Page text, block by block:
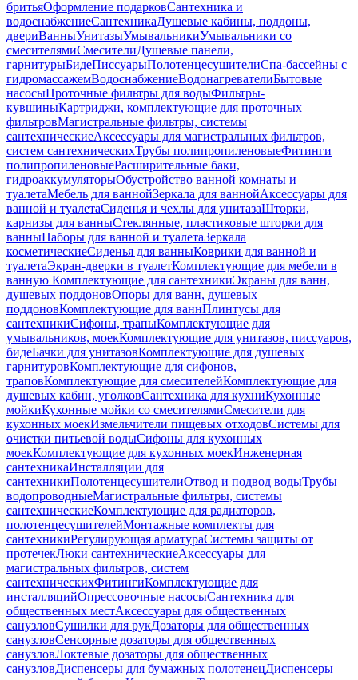
бритьяОформление подарковСантехника и
водоснабжениеСантехникаДушевые кабины, поддоны,
двериВанныУнитазыУмывальникиУмывальники со
смесителямиСмесителиДушевые панели,
гарнитурыБидеПиссуарыПолотенцесушителиСпа-бассейны с
гидромассажемВодоснабжениеВодонагревателиБытовые
насосыПроточные фильтры для водыФильтры-
кувшиныКартриджи, комплектующие для проточных
фильтровМагистральные фильтры, системы
сантехническиеАксессуары для магистральных фильтров,
систем сантехническихТрубы полипропиленовыеФитинги
полипропиленовыеРасширительные баки,
гидроаккумуляторыОбустройство ванной комнаты и
туалетаМебель для ваннойЗеркала для ваннойАксессуары для
ванной и туалетаСиденья и чехлы для унитазаШторки,
карнизы для ванныСтеклянные, пластиковые шторки для
ванныНаборы для ванной и туалетаЗеркала
косметическиеСиденья для ванныКоврики для ванной и
туалетаЭкран-дверки в туалетКомплектующие для мебели в
ванную Комплектующие для сантехникиЭкраны для ванн,
душевых поддоновОпоры для ванн, душевых
поддоновКомплектующие для ваннПлинтусы для
сантехникиСифоны, трапыКомплектующие для
умывальников, моекКомплектующие для унитазов, писсуаров,
бидеБачки для унитазовКомплектующие для душевых
гарнитуровКомплектующие для сифонов,
траповКомплектующие для смесителейКомплектующие для
душевых кабин, уголковСантехника для кухниКухонные
мойкиКухонные мойки со смесителямиСмесители для
кухонных моекИзмельчители пищевых отходовСистемы для
очистки питьевой водыСифоны для кухонных
моекКомплектующие для кухонных моекИнженерная
сантехникаИнсталляции для
сантехникиПолотенцесушителиОтвод и подвод водыТрубы
водопроводныеМагистральные фильтры, системы
сантехническиеКомплектующие для радиаторов,
полотенцесушителейМонтажные комплекты для
сантехникиРегулирующая арматураСистемы защиты от
протечекЛюки сантехническиеАксессуары для
магистральных фильтров, систем
сантехническихФитингиКомплектующие для
инсталляцийОпрессовочные насосыСантехника для
общественных местАксессуары для общественных
санузловСушилки для рукДозаторы для общественных
санузловСенсорные дозаторы для общественных
санузловЛоктевые дозаторы для общественных
санузловДиспенсеры для бумажных полотенецДиспенсеры